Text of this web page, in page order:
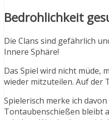
Bedrohlichkeit
Die Clans sind gefährlich
Innere Sphäre!
Das Spiel wird nicht müde,
wieder mitzuteilen. Auf der
Spielerisch merke ich
Tontaubenschießen bleibt